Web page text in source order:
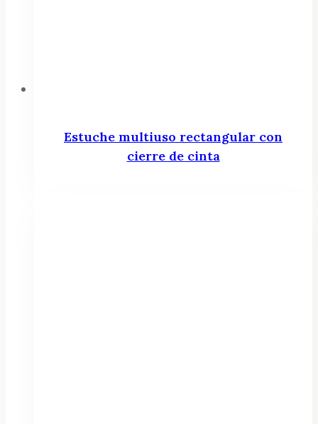
Estuche multiuso rectangular con
cierre de cinta